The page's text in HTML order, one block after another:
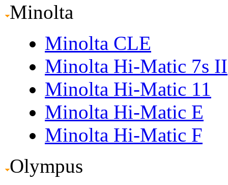
Minolta
Minolta CLE
Minolta Hi-Matic 7s II
Minolta Hi-Matic 11
Minolta Hi-Matic E
Minolta Hi-Matic F
Olympus